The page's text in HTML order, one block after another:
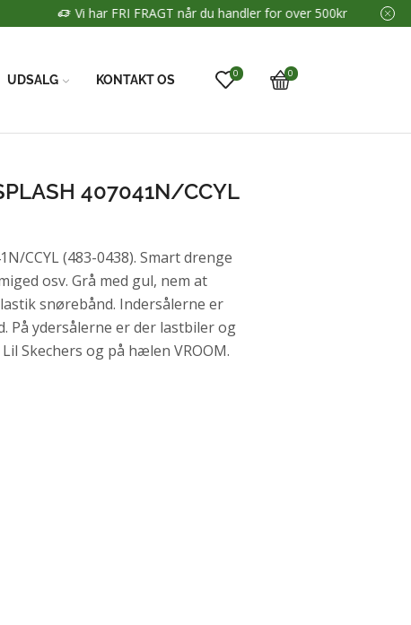
UDSALG KONTAKT OS 0 0
407041N/CCYL
CCYL (483-0438). Smart drenge
osv. Grå med gul, nem at
snørebånd. Indersålerne er
På ydersålerne er der lastbiler og
Skechers og på hælen VROOM.